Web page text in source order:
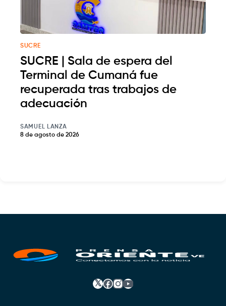
SUCRE
SUCRE | Sala de espera del
Terminal de Cumaná fue
recuperada tras trabajos de
adecuación
SAMUEL LANZA
8 de agosto de 2026
𝕏 Facebook
Instagram
YouTube